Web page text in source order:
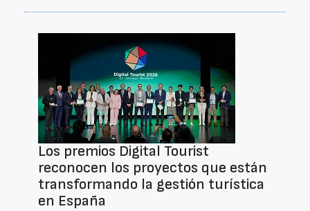
Los premios Digital Tourist
reconocen los proyectos que están
transformando la gestión turística
en España